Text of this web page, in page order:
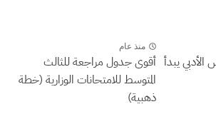
يبدأ
منذ عام
أقوى جدول مراجعة للثالث
المتوسط للامتحانات الوزارية (خطة
ذهبية)